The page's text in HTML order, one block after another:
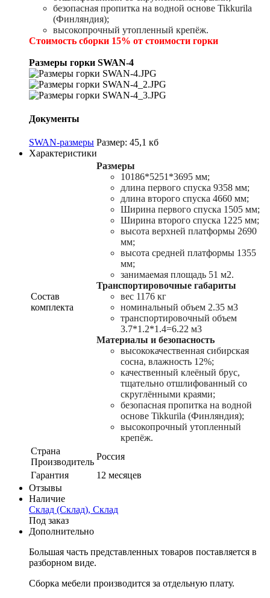
безопасная пропитка на водной основе Tikkurila
(Финляндия);
высокопрочный утопленный крепёж.
Стоимость сборки 15% от стоимости горки
Размеры горки SWAN-4
Документы
SWAN-размеры Размер: 45,1 кб
Характеристики
Состав
комплекта
Размеры
10186*5251*3695 мм;
длина первого спуска 9358 мм;
длина второго спуска 4660 мм;
Ширина первого спуска 1505 мм;
Ширина второго спуска 1225 мм;
высота верхней платформы 2690
мм;
высота средней платформы 1355
мм;
занимаемая площадь 51 м2.
Транспортировочные габариты
вес 1176 кг
номинальный объем 2.35 м3
транспортировочный объем
3.7*1.2*1.4=6.22 м3
Материалы и безопасность
высококачественная сибирская
сосна, влажность 12%;
качественный клеёный брус,
тщательно отшлифованный со
скруглёнными краями;
безопасная пропитка на водной
основе Tikkurila (Финляндия);
высокопрочный утопленный
крепёж.
Страна
Производитель
Россия
Гарантия
12 месяцев
Отзывы
Наличие
Склад (Склад), Склад
Под заказ
Дополнительно
Большая часть представленных товаров поставляется в
разборном виде.
Сборка мебели производится за отдельную плату.